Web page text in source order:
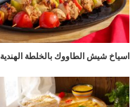
اسياخ شيش الطاووك بالخلطة الهندية